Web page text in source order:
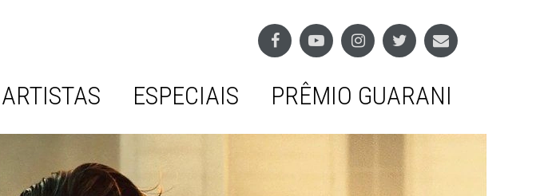
ARTISTAS ESPECIAIS PRÊMIO GUARANI